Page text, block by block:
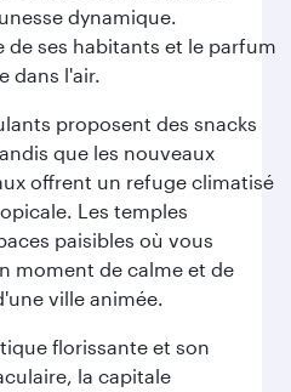
dynamique.
de ses habitants et le parfum
dans l'air.
proposent des snacks
que les nouveaux
offrent un refuge climatisé
Les temples
paisibles où vous
moment de calme et de
ville animée.
florissante et son
la capitale